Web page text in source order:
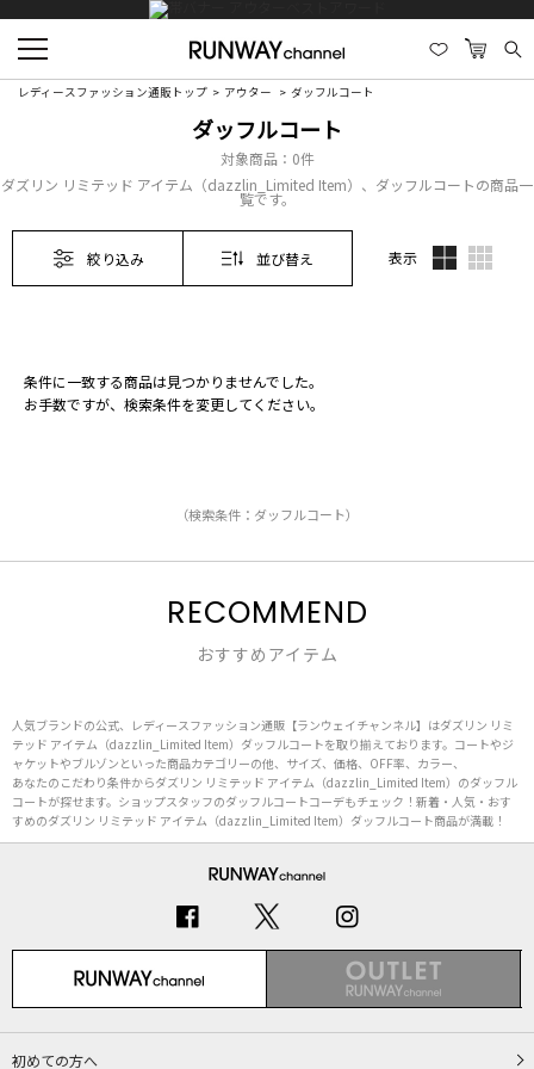
レディースファッション通販トップ アウター ダッフルコート
ダッフルコート
対象商品： 0件
ダズリン リミテッド アイテム（dazzlin_Limited Item）、ダッフルコートの商品一
覧です。
絞り込み 並び替え 表示
条件に一致する商品は見つかりませんでした。
お手数ですが、検索条件を変更してください。
（検索条件：ダッフルコート）
RECOMMEND
おすすめアイテム
人気ブランドの公式、レディースファッション通販【ランウェイチャンネル】はダズリン リミ
テッド アイテム（dazzlin_Limited Item）ダッフルコートを取り揃えております。コートやジ
ャケットやブルゾンといった商品カテゴリーの他、サイズ、価格、OFF率、カラー、
あなたのこだわり条件からダズリン リミテッド アイテム（dazzlin_Limited Item）のダッフル
コートが探せます。ショップスタッフのダッフルコートコーデもチェック！新着・人気・おす
すめのダズリン リミテッド アイテム（dazzlin_Limited Item）ダッフルコート商品が満載！
初めての方へ